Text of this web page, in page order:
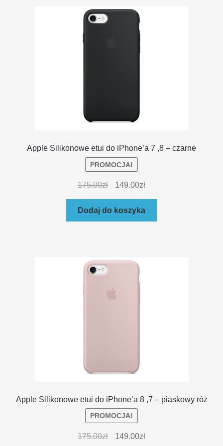
DOSTAWA I ZWROTY
Apple Silikonowe etui do iPhone’a 7 ,8 – czarne
PROMOCJA!
175.00zł 149.00zł
Dodaj do koszyka
Apple Silikonowe etui do iPhone’a 8 ,7 – piaskowy róż
PROMOCJA!
175.00zł 149.00zł